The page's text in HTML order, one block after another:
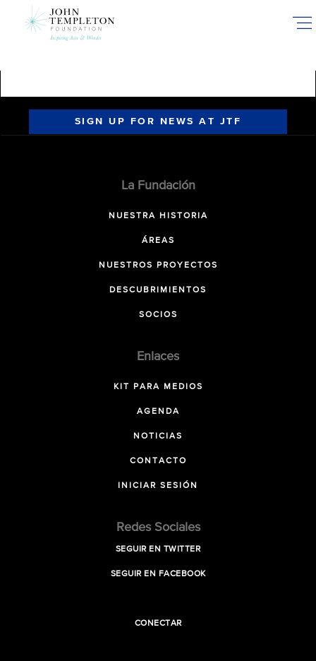
SIGN UP FOR NEWS AT JTF
La Fundación
NUESTRA HISTORIA
ÁREAS
NUESTROS PROYECTOS
DESCUBRIMIENTOS
SOCIOS
Enlaces
KIT PARA MEDIOS
AGENDA
NOTICIAS
CONTACTO
INICIAR SESIÓN
Redes Sociales
SEGUIR EN TWITTER
SEGUIR EN FACEBOOK
CONECTAR